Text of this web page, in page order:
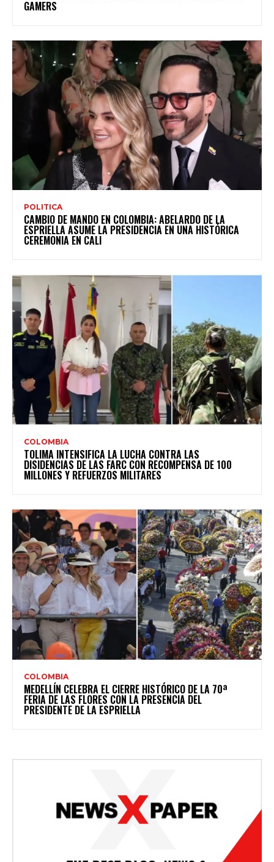
GAMERS
POLITICA
CAMBIO DE MANDO EN COLOMBIA: ABELARDO DE LA
ESPRIELLA ASUME LA PRESIDENCIA EN UNA HISTÓRICA
CEREMONIA EN CALI
COLOMBIA
TOLIMA INTENSIFICA LA LUCHA CONTRA LAS
DISIDENCIAS DE LAS FARC CON RECOMPENSA DE 100
MILLONES Y REFUERZOS MILITARES
COLOMBIA
MEDELLÍN CELEBRA EL CIERRE HISTÓRICO DE LA 70ª
FERIA DE LAS FLORES CON LA PRESENCIA DEL
PRESIDENTE DE LA ESPRIELLA